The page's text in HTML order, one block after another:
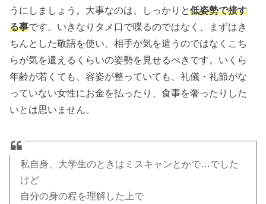
うにしましょう。大事なのは、しっかりと低姿勢で接す
る事です。いきなりタメ口で喋るのではなく、まずはき
ちんとした敬語を使い、相手が気を遣うのではなくこち
らが気を遣えるくらいの姿勢を見せるべきです。いくら
年齢が若くても、容姿が整っていても、礼儀・礼節がな
っていない女性にお金を払ったり、食事を奢ったりした
いとは思いません。
私自身、大学生のときはミスキャンとかで…でした
けど
自分の身の程を理解した上で